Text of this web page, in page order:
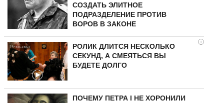
СОЗДАТЬ ЭЛИТНОЕ
ПОДРАЗДЕЛЕНИЕ ПРОТИВ
ВОРОВ В ЗАКОНЕ
i
РОЛИК ДЛИТСЯ НЕСКОЛЬКО
СЕКУНД, А СМЕЯТЬСЯ ВЫ
БУДЕТЕ ДОЛГО
ПОЧЕМУ ПЕТРА I НЕ ХОРОНИЛИ